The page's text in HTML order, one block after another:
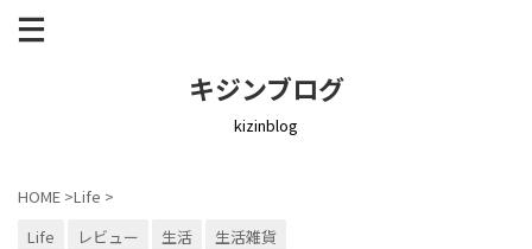
キジンブログ
kizinblog
HOME >Life >
Life
レビュー 生活 生活雑貨